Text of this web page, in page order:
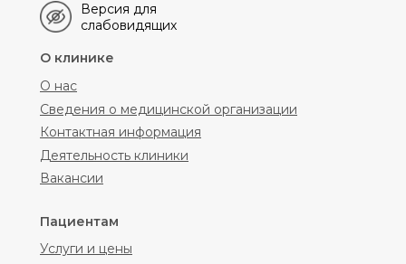
О клинике
О нас
Сведения о медицинской организации
Контактная информация
Деятельность клиники
Вакансии
Пациентам
Услуги и цены
Версия для
слабовидящих